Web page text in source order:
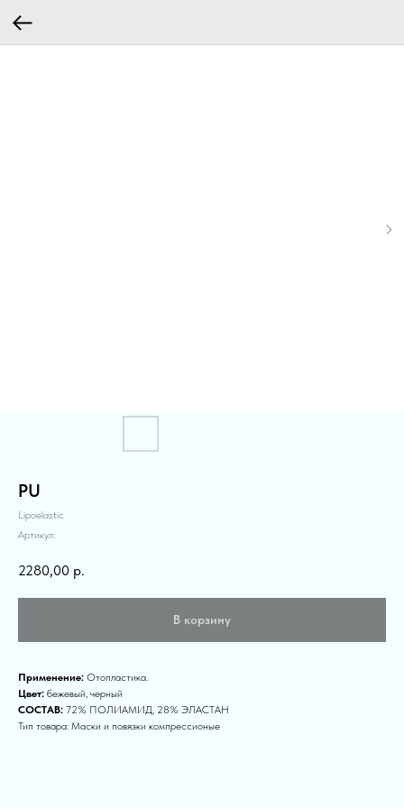
PU
Lipoelastic
Артикул:
2280,00 р.
В корзину
Применение: Отопластика.
Цвет: бежевый, черный
СОСТАВ: 72% ПОЛИАМИД, 28% ЭЛАСТАН
Тип товара: Маски и повязки компрессионые